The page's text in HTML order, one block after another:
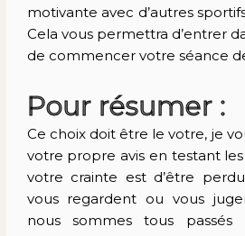
motivante avec d’autres
Cela vous permettra d’entrer
de commencer votre séance
Pour résumer :
Ce choix doit être le votre, je
votre propre avis en testant les
votre crainte est d’être
vous regardent ou vous
nous sommes tous